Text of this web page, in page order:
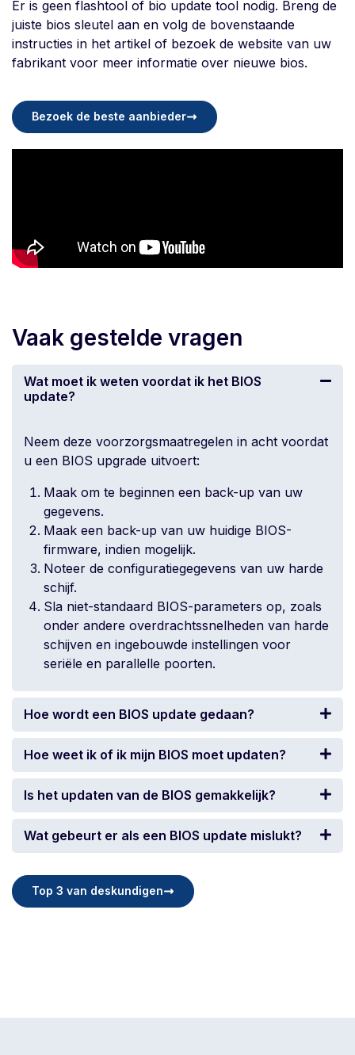
Er is geen flashtool of bio update tool nodig. Breng de
juiste bios sleutel aan en volg de bovenstaande
instructies in het artikel of bezoek de website van uw
fabrikant voor meer informatie over nieuwe bios.
Bezoek de beste aanbieder
Vaak gestelde vragen
Wat moet ik weten voordat ik het BIOS
update?
Neem deze voorzorgsmaatregelen in acht voordat
u een BIOS upgrade uitvoert:
Maak om te beginnen een back-up van uw
gegevens.
Maak een back-up van uw huidige BIOS-
firmware, indien mogelijk.
Noteer de configuratiegegevens van uw harde
schijf.
Sla niet-standaard BIOS-parameters op, zoals
onder andere overdrachtssnelheden van harde
schijven en ingebouwde instellingen voor
seriële en parallelle poorten.
Hoe wordt een BIOS update gedaan?
Hoe weet ik of ik mijn BIOS moet updaten?
Is het updaten van de BIOS gemakkelijk?
Wat gebeurt er als een BIOS update mislukt?
Top 3 van deskundigen